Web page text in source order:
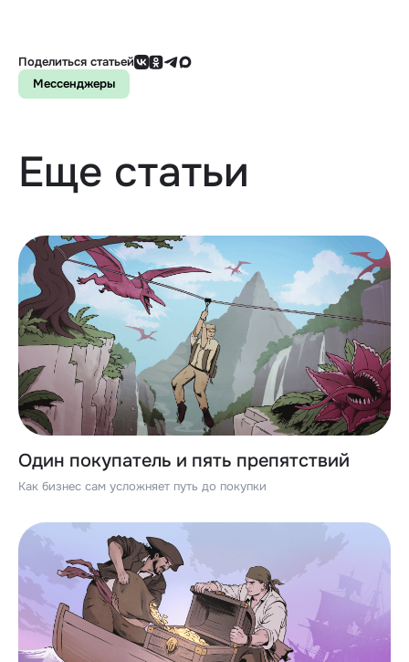
Поделиться статьей
Мессенджеры
Еще статьи
Один покупатель и пять препятствий
Как бизнес сам усложняет путь до покупки